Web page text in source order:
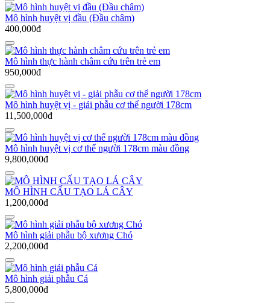
Mô hình huyệt vị đầu (Đầu châm)
400,000đ
Mô hình thực hành châm cứu trên trẻ em
950,000đ
Mô hình huyệt vị - giải phẫu cơ thể người 178cm
11,500,000đ
Mô hình huyệt vị cơ thể người 178cm màu đồng
9,800,000đ
MÔ HÌNH CẤU TẠO LÁ CÂY
1,200,000đ
Mô hình giải phẫu bộ xương Chó
2,200,000đ
Mô hình giải phẫu Cá
5,800,000đ